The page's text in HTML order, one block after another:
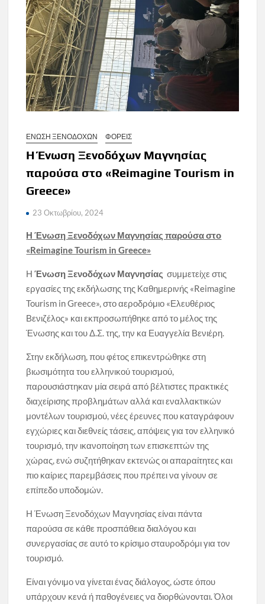
ΕΝΩΣΗ ΞΕΝΟΔΟΧΩΝ ΦΟΡΕΙΣ
Η Ένωση Ξενοδόχων Μαγνησίας
παρούσα στο «Reimagine Tourism in
Greece»
23 Οκτωβρίου, 2024
Η Ένωση Ξενοδόχων Μαγνησίας παρούσα στο
«Reimagine Tourism in Greece»
ΗΈνωση Ξενοδόχων Μαγνησίαςσυμμετείχε στις
εργασίες της εκδήλωσης της Καθημερινής «Reimagine
Tourism in Greece», στο αεροδρόμιο «Ελευθέριος
Βενιζέλος» και εκπροσωπήθηκε από το μέλος της
Ένωσης και του Δ.Σ. της, την κα Ευαγγελία Βενιέρη.
Στην εκδήλωση, που φέτος επικεντρώθηκε στη
βιωσιμότητα του ελληνικού τουρισμού,
παρουσιάστηκαν μία σειρά από βέλτιστες πρακτικές
διαχείρισης προβλημάτων αλλά και εναλλακτικών
μοντέλων τουρισμού, νέες έρευνες που καταγράφουν
εγχώριες και διεθνείς τάσεις, απόψεις για τον ελληνικό
τουρισμό, την ικανοποίηση των επισκεπτών της
χώρας, ενώ συζητήθηκαν εκτενώς οι απαραίτητες και
πιο καίριες παρεμβάσεις που πρέπει να γίνουν σε
επίπεδο υποδομών.
Η Ένωση Ξενοδόχων Μαγνησίας είναι πάντα
παρούσα σε κάθε προσπάθεια διαλόγου και
συνεργασίας σε αυτό το κρίσιμο σταυροδρόμι για τον
τουρισμό.
Είναι γόνιμο να γίνεται ένας διάλογος, ώστε όπου
υπάρχουν κενά ή παθογένειες να διορθώνονται. Όλοι